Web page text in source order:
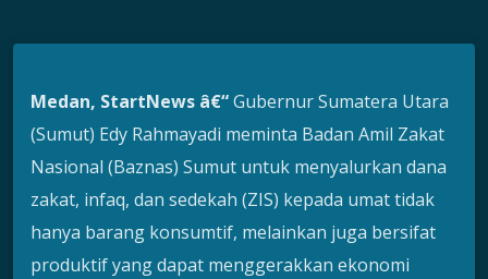
Medan, StartNews â€“Gubernur Sumatera Utara
(Sumut) Edy Rahmayadi meminta Badan Amil Zakat
Nasional (Baznas) Sumut untuk menyalurkan dana
zakat, infaq, dan sedekah (ZIS) kepada umat tidak
hanya barang konsumtif, melainkan juga bersifat
produktif yang dapat menggerakkan ekonomi